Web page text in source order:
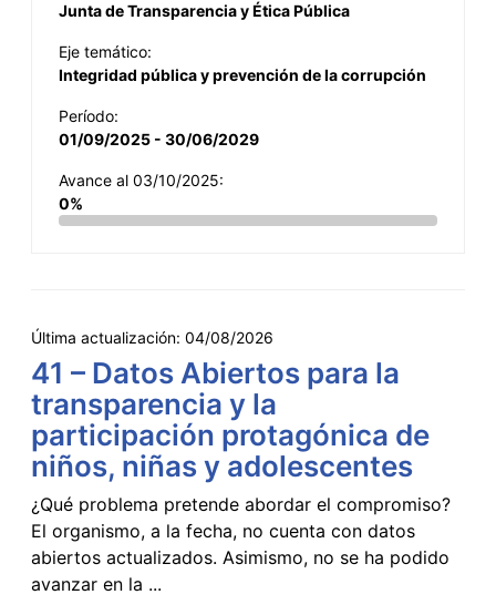
Junta de Transparencia y Ética Pública
Eje temático:
Integridad pública y prevención de la corrupción
Período:
01/09/2025 - 30/06/2029
Avance al 03/10/2025:
0%
Última actualización: 04/08/2026
41 – Datos Abiertos para la
transparencia y la
participación protagónica de
niños, niñas y adolescentes
¿Qué problema pretende abordar el compromiso?
El organismo, a la fecha, no cuenta con datos
abiertos actualizados. Asimismo, no se ha podido
avanzar en la ...